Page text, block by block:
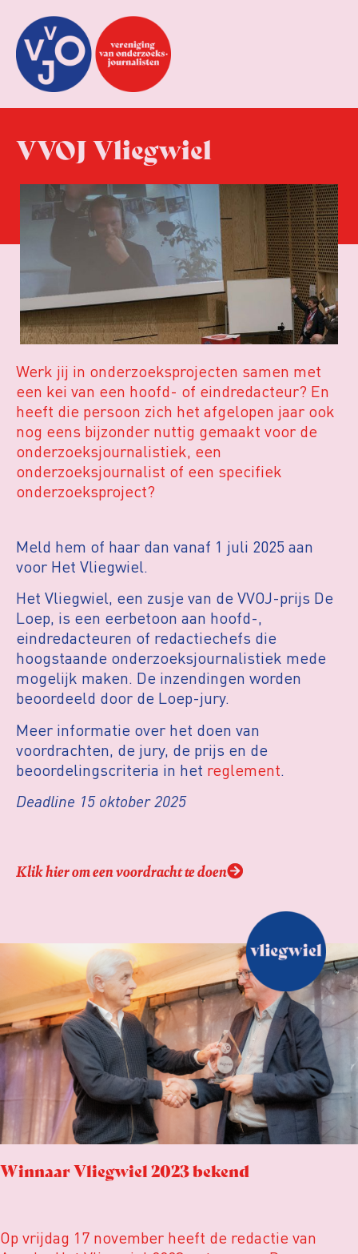
VVOJ Vliegwiel
Werk jij in onderzoeksprojecten samen met
een kei van een hoofd- of eindredacteur? En
heeft die persoon zich het afgelopen jaar ook
nog eens bijzonder nuttig gemaakt voor de
onderzoeksjournalistiek, een
onderzoeksjournalist of een specifiek
onderzoeksproject?
Meld hem of haar dan vanaf 1 juli 2025 aan
voor Het Vliegwiel.
Het Vliegwiel, een zusje van de VVOJ-prijs De
Loep, is een eerbetoon aan hoofd-,
eindredacteuren of redactiechefs die
hoogstaande onderzoeksjournalistiek mede
mogelijk maken. De inzendingen worden
beoordeeld door de Loep-jury.
Meer informatie over het doen van
voordrachten, de jury, de prijs en de
beoordelingscriteria in het reglement.
Deadline 15 oktober 2025
Klik hier om een voordracht te doen
Winnaar Vliegwiel 2023 bekend
Op vrijdag 17 november heeft de redactie van